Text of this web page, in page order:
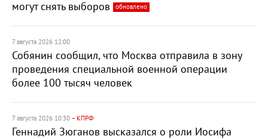
могут снять выборов
обновлено
7 августа 2026 12:00
Собянин сообщил, что Москва отправила в зону
проведения специальной военной операции
более 100 тысяч человек
7 августа 2026 10:30 – КПРФ
Геннадий Зюганов высказался о роли Иосифа